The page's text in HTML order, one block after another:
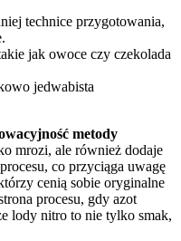
technice przygotowania,
jak owoce czy czekolada
jedwabista
metody
‌mrozi, ale ⁤również dodaje
co przyciąga uwagę
cenią‍ sobie oryginalne
procesu,⁣ gdy⁤ azot
lody nitro to nie tylko smak,